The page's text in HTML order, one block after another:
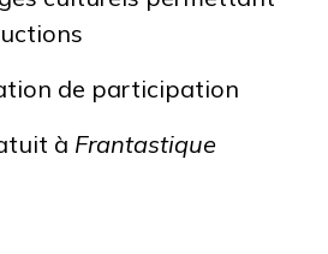
de participation
à Frantastique